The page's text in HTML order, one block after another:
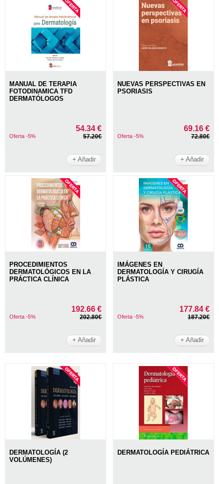
MANUAL DE TERAPIA
FOTODINAMICA TFD
DERMATÓLOGOS
54.34 €
Oferta -5% 57.20€
+ Añadir
NUEVAS PERSPECTIVAS EN
PSORIASIS
69.16 €
Oferta -5% 72.80€
+ Añadir
PROCEDIMIENTOS
DERMATOLÓGICOS EN LA
PRÁCTICA CLÍNICA
192.66 €
Oferta -5% 202.80€
+ Añadir
IMÁGENES EN
DERMATOLOGÍA Y CIRUGÍA
PLÁSTICA
177.84 €
Oferta -5% 187.20€
+ Añadir
DERMATOLOGÍA (2
VOLÚMENES)
DERMATOLOGÍA PEDIÁTRICA